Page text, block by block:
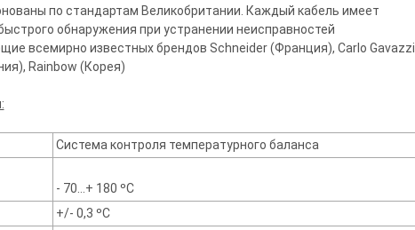
по стандартам Великобритании. Каждый кабель имеет
обнаружения при устранении неисправностей
всемирно известных брендов Schneider (Франция), Carlo Gavazzi
Rainbow (Корея)
Система контроля температурного баланса
- 70…+ 180 ºС
+/- 0,3 ºС